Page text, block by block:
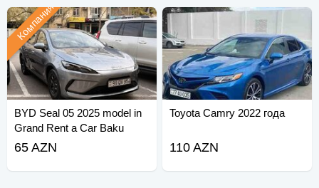
BYD Seal 05 2025 model in
Grand Rent a Car Baku
Компания
65 AZN
Toyota Camry 2022 года
110 AZN